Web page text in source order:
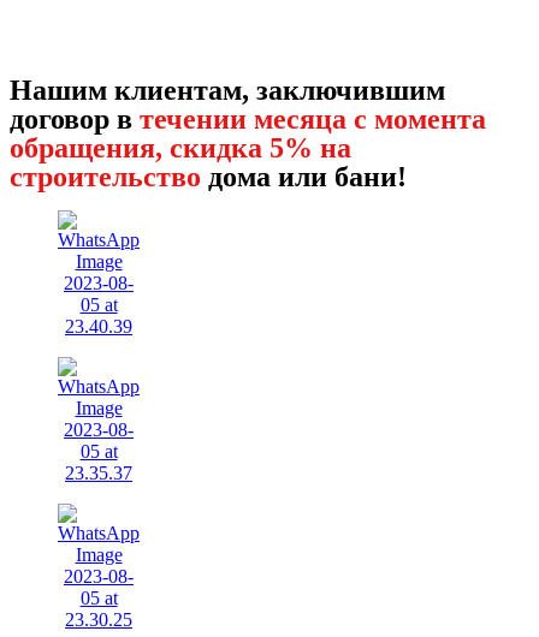
Нашим клиентам, заключившим
договор в течении месяца с момента
обращения, скидка 5% на
строительство дома или бани!